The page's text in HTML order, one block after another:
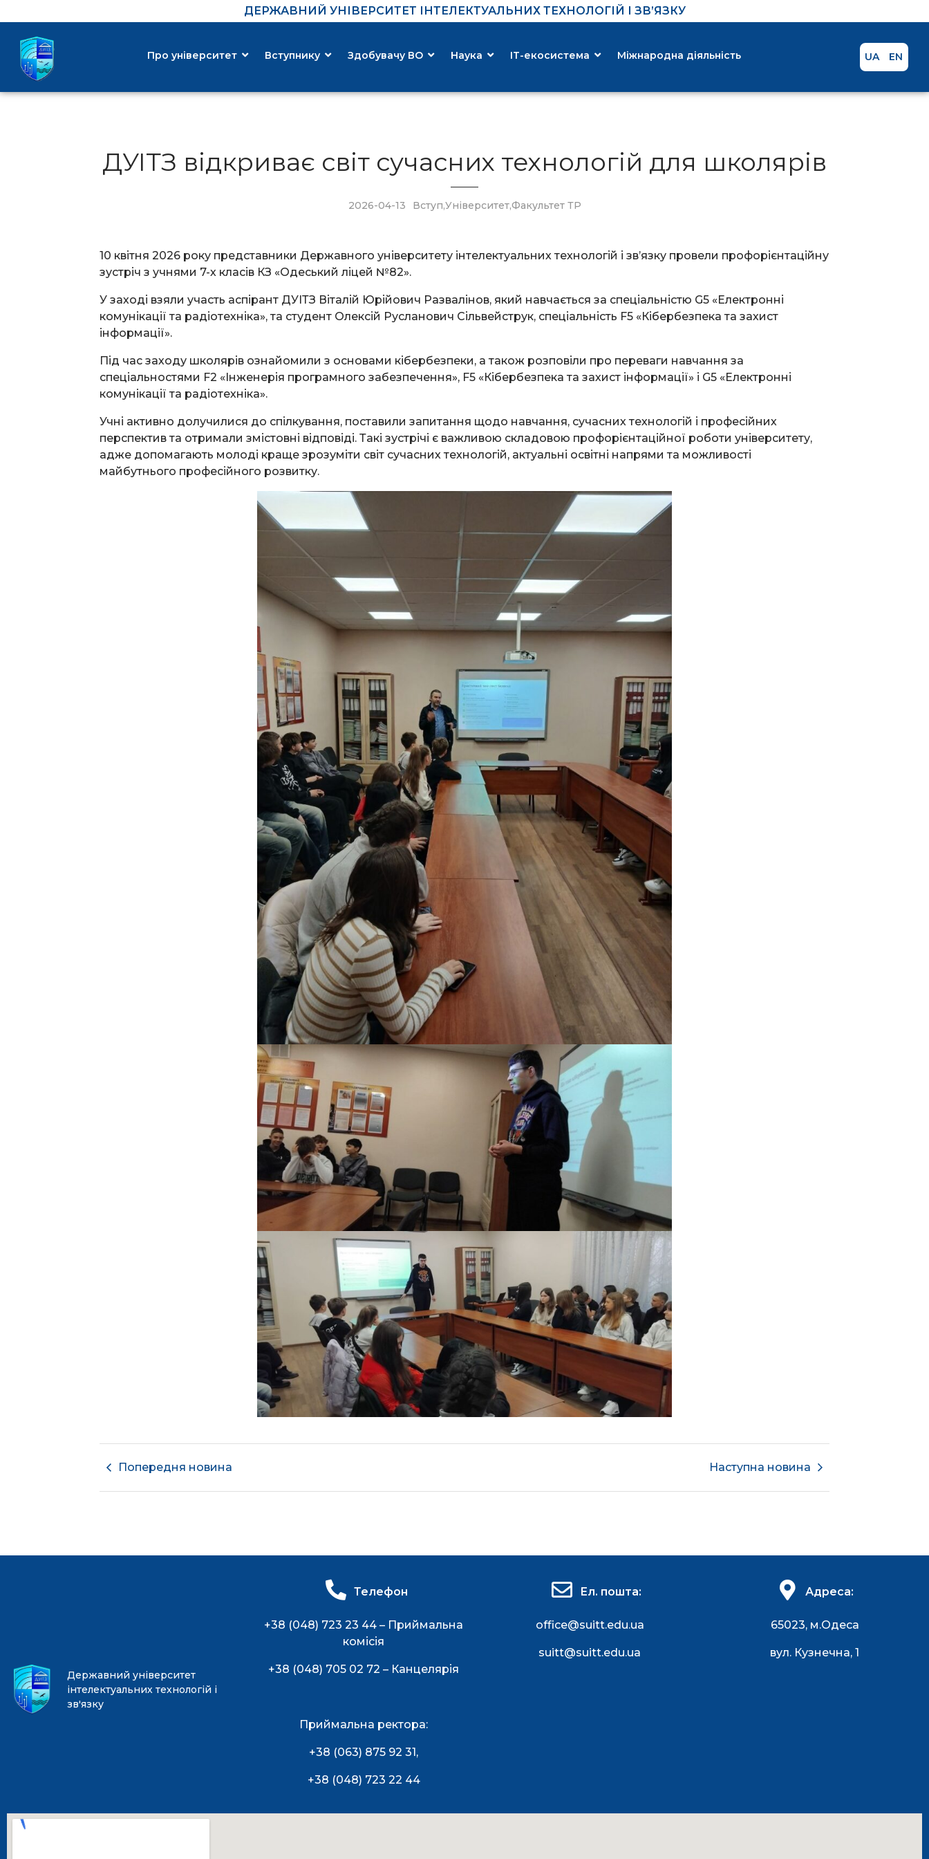
ДЕРЖАВНИЙ УНІВЕРСИТЕТ ІНТЕЛЕКТУАЛЬНИХ ТЕХНОЛОГІЙ І ЗВ’ЯЗКУ
Про університет Вступнику Здобувачу ВО Наука ІТ-екосистема Міжнародна діяльність UA EN
ДУІТЗ відкриває світ сучасних технологій для школярів
2026-04-13 Вступ,Університет,Факультет ТР
10 квітня 2026 року представники Державного університету інтелектуальних технологій і зв’язку провели профорієнтаційну
зустріч з учнями 7-х класів КЗ «Одеський ліцей №82».
У заході взяли участь аспірант ДУІТЗ Віталій Юрійович Развалінов, який навчається за спеціальністю G5 «Електронні
комунікації та радіотехніка», та студент Олексій Русланович Сільвейструк, спеціальність F5 «Кібербезпека та захист
інформації».
Під час заходу школярів ознайомили з основами кібербезпеки, а також розповіли про переваги навчання за
спеціальностями F2 «Інженерія програмного забезпечення», F5 «Кібербезпека та захист інформації» і G5 «Електронні
комунікації та радіотехніка».
Учні активно долучилися до спілкування, поставили запитання щодо навчання, сучасних технологій і професійних
перспектив та отримали змістовні відповіді. Такі зустрічі є важливою складовою профорієнтаційної роботи університету,
адже допомагають молоді краще зрозуміти світ сучасних технологій, актуальні освітні напрями та можливості
майбутнього професійного розвитку.
Попередня новина Наступна новина
Державний університет
інтелектуальних технологій і
зв'язку
Телефон
+38 (048) 723 23 44 – Приймальна
комісія
+38 (048) 705 02 72 – Канцелярія
Приймальна ректора:
+38 (063) 875 92 31,
+38 (048) 723 22 44
Ел. пошта:
office@suitt.edu.ua
suitt@suitt.edu.ua
Адреса:
65023, м.Одеса
вул. Кузнечна, 1